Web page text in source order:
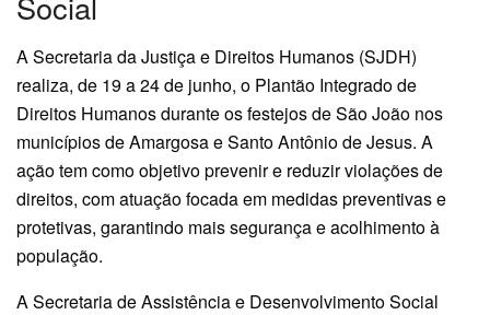
A Secretaria da Justiça e Direitos Humanos (SJDH)
realiza, de 19 a 24 de junho, o Plantão Integrado de
Direitos Humanos durante os festejos de São João nos
municípios de Amargosa e Santo Antônio de Jesus. A
ação tem como objetivo prevenir e reduzir violações de
direitos, com atuação focada em medidas preventivas e
protetivas, garantindo mais segurança e acolhimento à
população.
A Secretaria de Assistência e Desenvolvimento Social